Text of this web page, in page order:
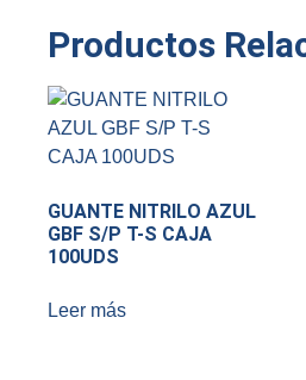
Productos
GUANTE NITRILO AZUL
GBF S/P T-S CAJA
100UDS
Leer más